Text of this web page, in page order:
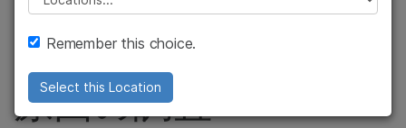
サポート
お気に入りの分野を選択
NovaSeqスポットラ
イト：男性不妊症の
原因の調査
Remember this choice.
Select this Location
複雑な疾患
患研究